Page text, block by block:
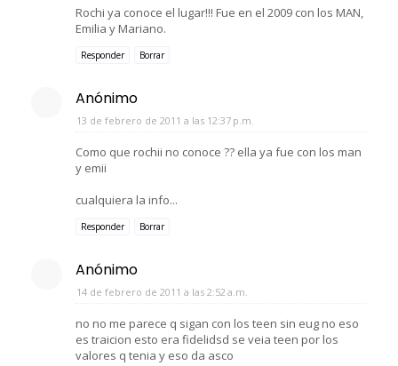
Rochi ya conoce el lugar!!! Fue en el 2009 con los MAN,
Emilia y Mariano.
Responder Borrar
Anónimo
13 de febrero de 2011 a las 12:37 p.m.
Como que rochii no conoce ?? ella ya fue con los man
y emii
cualquiera la info...
Responder Borrar
Anónimo
14 de febrero de 2011 a las 2:52 a.m.
no no me parece q sigan con los teen sin eug no eso
es traicion esto era fidelidsd se veia teen por los
valores q tenia y eso da asco